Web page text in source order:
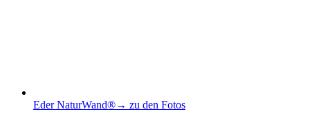
Eder NaturWand®→ zu den Fotos